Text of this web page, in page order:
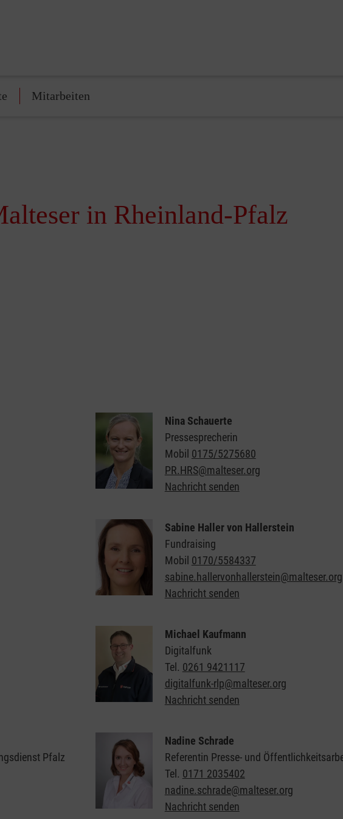
Mitarbeiten
in Rheinland-Pfalz
Nina Schauerte
Pressesprecherin
Mobil 0175/5275680
PR.HRS@malteser.org
Nachricht senden
Sabine Haller von Hallerstein
Fundraising
Mobil 0170/5584337
sabine.hallervonhallerstein@malteser.org
Nachricht senden
Michael Kaufmann
Digitalfunk
Tel. 0261 9421117
digitalfunk-rlp@malteser.org
Nachricht senden
Pfalz
Nadine Schrade
Referentin Presse- und
Tel. 0171 2035402
nadine.schrade@malteser.org
Nachricht senden